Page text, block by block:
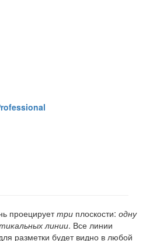
проецируеттри плоскости: одну
линии. Все линии
разметки будет видно в любой